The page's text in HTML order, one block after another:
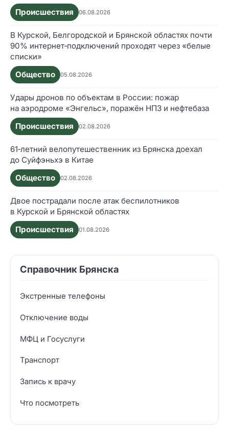
Происшествия
06.08.2026
В Курской, Белгородской и Брянской областях почти
90% интернет‑подключений проходят через «белые
списки»
Общество
05.08.2026
Удары дронов по объектам в России: пожар
на аэродроме «Энгельс», поражён НПЗ и нефтебаза
Происшествия
02.08.2026
61‑летний велопутешественник из Брянска доехал
до Суйфэньхэ в Китае
Общество
02.08.2026
Двое пострадали после атак беспилотников
в Курской и Брянской областях
Происшествия
01.08.2026
Справочник Брянска
Экстренные телефоны
Отключение воды
МФЦ и Госуслуги
Транспорт
Запись к врачу
Что посмотреть